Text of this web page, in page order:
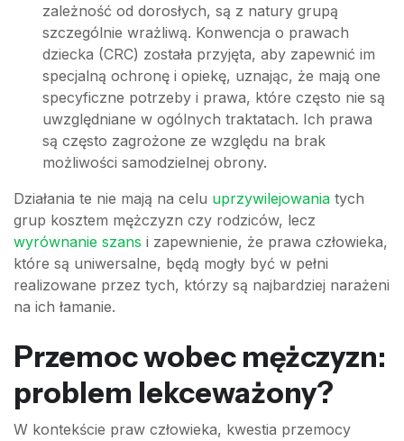
zależność od dorosłych, są z natury grupą
szczególnie wrażliwą. Konwencja o prawach
dziecka (CRC) została przyjęta, aby zapewnić im
specjalną ochronę i opiekę, uznając, że mają one
specyficzne potrzeby i prawa, które często nie są
uwzględniane w ogólnych traktatach. Ich prawa
są często zagrożone ze względu na brak
możliwości samodzielnej obrony.
Działania te nie mają na celu uprzywilejowania tych
grup kosztem mężczyzn czy rodziców, lecz
wyrównanie szans i zapewnienie, że prawa człowieka,
które są uniwersalne, będą mogły być w pełni
realizowane przez tych, którzy są najbardziej narażeni
na ich łamanie.
Przemoc wobec mężczyzn:
problem lekceważony?
W kontekście praw człowieka, kwestia przemocy